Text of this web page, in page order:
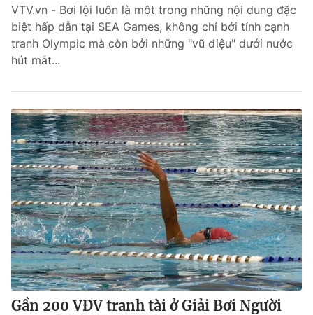
VTV.vn - Bơi lội luôn là một trong những nội dung đặc
biệt hấp dẫn tại SEA Games, không chỉ bởi tính cạnh
tranh Olympic mà còn bởi những "vũ điệu" dưới nước
hút mắt...
Gần 200 VĐV tranh tài ở Giải Bơi Người